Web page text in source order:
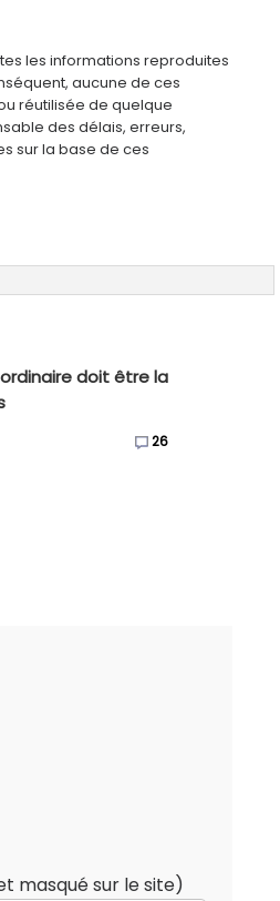
les informations reproduites
aucune de ces
réutilisée de quelque
des délais, erreurs,
sur la base de ces
doit être la
26
masqué sur le site)